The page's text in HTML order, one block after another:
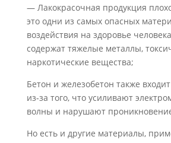
— Лакокрасочная продукция
это одни из самых опасных
воздействия на здоровье
содержат тяжелые металлы,
наркотические вещества;
Бетон и железобетон также
из-за того, что усиливают
волны и нарушают
Но есть и другие материалы,